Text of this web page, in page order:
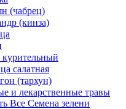
(чабрец)
(кинза)
курительный
салатная
(тархун)
и лекарственные травы
Все Семена зелени